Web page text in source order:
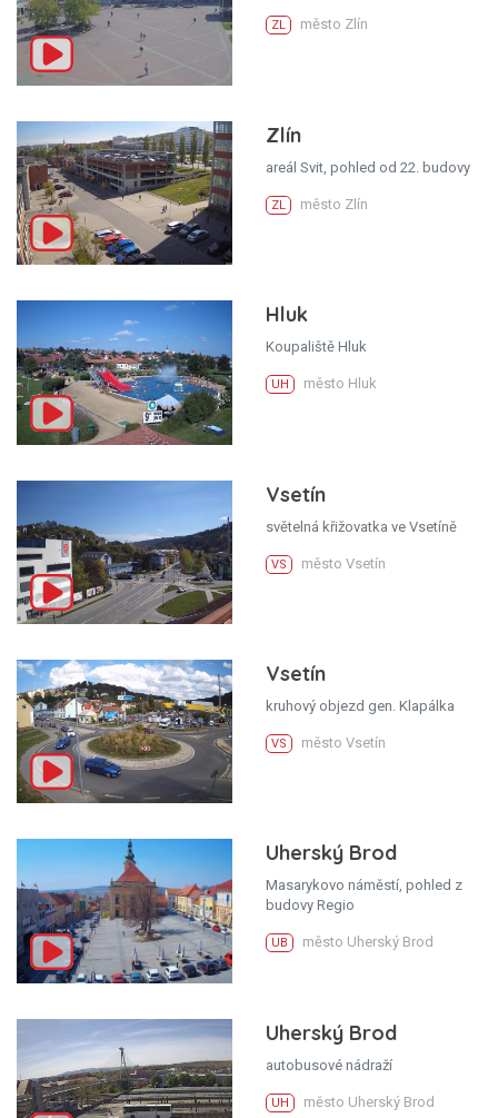
ZL město Zlín
Zlín
areál Svit, pohled od 22. budovy
ZL město Zlín
Hluk
Koupaliště Hluk
UH město Hluk
Vsetín
světelná křižovatka ve Vsetíně
VS město Vsetín
Vsetín
kruhový objezd gen. Klapálka
VS město Vsetín
Uherský Brod
Masarykovo náměstí, pohled z
budovy Regio
UB město Uherský Brod
Uherský Brod
autobusové nádraží
UH město Uherský Brod